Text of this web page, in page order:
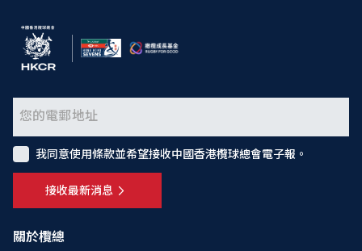
關於欖總
接收最新消息
我同意使用條款並希望接收中國香港欖球總會電子報。